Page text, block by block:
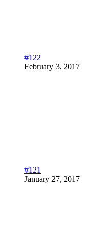
#122
February 3, 2017
#121
January 27, 2017